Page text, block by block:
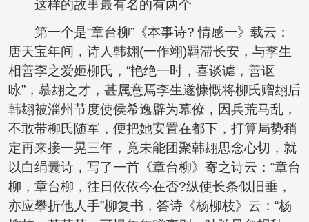
这样的故事最有名的有两个
第一个是“章台柳”《本事诗? 情感一》载云：
唐天宝年间，诗人韩翃(一作翊)羁滞长安，与李生
相善李之爱姬柳氏，“艳绝一时，喜谈谑，善讴
咏”，慕翃之才，甚属意焉李生遂慷慨将柳氏赠翃后
韩翃被淄州节度使侯希逸辟为幕僚，因兵荒马乱，
不敢带柳氏随军，便把她安置在都下，打算局势稍
定再来接一晃三年，竟未能团聚韩翃思念心切，就
以白绢囊诗，写了一首《章台柳》寄之诗云：“章台
柳，章台柳，往日依依今在否?纵使长条似旧垂，
亦应攀折他人手”柳复书，答诗《杨柳枝》云：“杨